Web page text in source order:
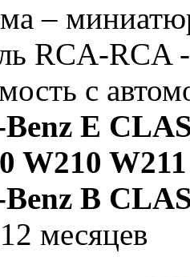
–
RCA-RCA
с
E
W210 W211
B
месяцев